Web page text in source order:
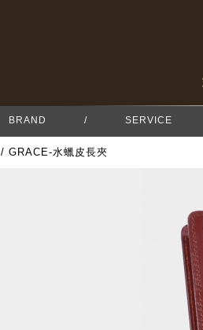
BRAND / SERVICE
/ GRACE-水蠟皮長夾